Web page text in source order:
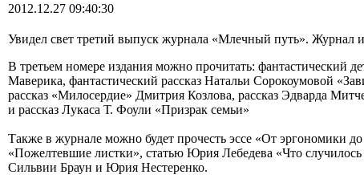
2012.12.27 09:40:30
Увидел свет третий выпуск журнала «Млечный путь». Журнал
В третьем номере издания можно прочитать: фантастический
Маверика, фантастический рассказ Натальи Сорокоумовой
рассказ «Милосердие» Дмитрия Козлова, рассказ Эдварда
и рассказ Лукаса Т. Фоули «Призрак семьи»
Также в журнале можно будет прочесть эссе «От эргономики
«Пожелтевшие листки», статью Юрия Лебедева «Что
Сильвии Браун и Юрия Нестеренко.